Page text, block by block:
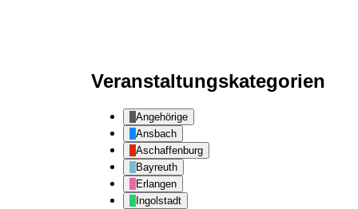
Veranstaltungskategorien
Angehörige
Ansbach
Aschaffenburg
Bayreuth
Erlangen
Ingolstadt